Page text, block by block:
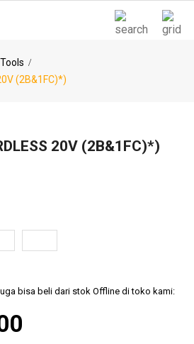
(2B&1FC)*)
20V (2B&1FC)*)
bisa beli dari stok Offline di toko kami: